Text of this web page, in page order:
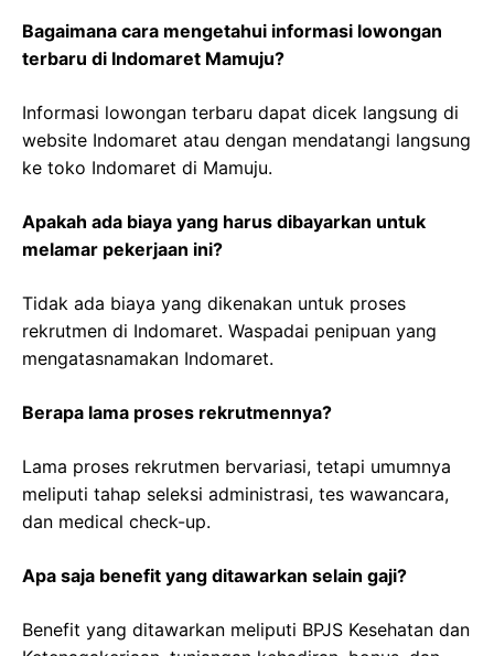
Bagaimana cara mengetahui informasi lowongan
terbaru di Indomaret Mamuju?
Informasi lowongan terbaru dapat dicek langsung di
website Indomaret atau dengan mendatangi langsung
ke toko Indomaret di Mamuju.
Apakah ada biaya yang harus dibayarkan untuk
melamar pekerjaan ini?
Tidak ada biaya yang dikenakan untuk proses
rekrutmen di Indomaret. Waspadai penipuan yang
mengatasnamakan Indomaret.
Berapa lama proses rekrutmennya?
Lama proses rekrutmen bervariasi, tetapi umumnya
meliputi tahap seleksi administrasi, tes wawancara,
dan medical check-up.
Apa saja benefit yang ditawarkan selain gaji?
Benefit yang ditawarkan meliputi BPJS Kesehatan dan